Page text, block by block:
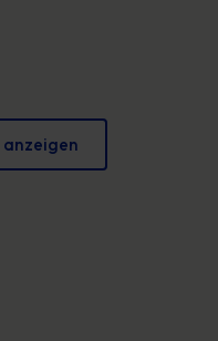
anzeigen